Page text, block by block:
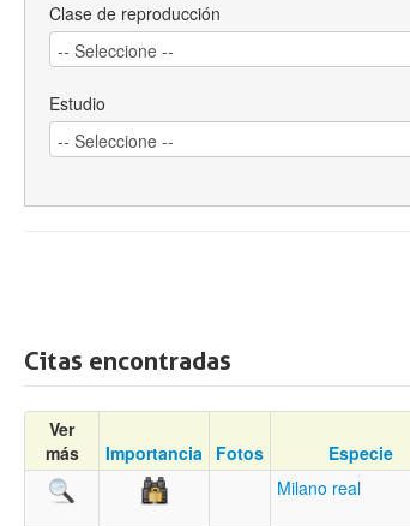
Clase de reproducción
Estudio
Citas encontradas
Ver
más
Importancia Fotos Especie
Milano real